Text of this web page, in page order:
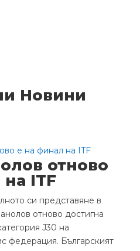
Новини
отново
ITF
си представяне в
отново достигна
J30 на
федерация. Българският